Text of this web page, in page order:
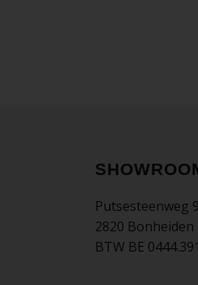
Putsesteenweg
2820 Bonheiden
BTW BE